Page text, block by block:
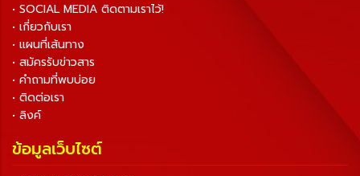
• SOCIAL MEDIA ติดตามเราไว้!
• เกี่ยวกับเรา
• แผนที่เส้นทาง
• สมัครรับข่าวสาร
• คำถามที่พบบ่อย
• ติดต่อเรา
• ลิงค์
ข้อมูลเว็บไซต์